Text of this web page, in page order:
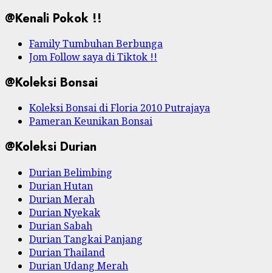
@Kenali Pokok !!
Family Tumbuhan Berbunga
Jom Follow saya di Tiktok !!
@Koleksi Bonsai
Koleksi Bonsai di Floria 2010 Putrajaya
Pameran Keunikan Bonsai
@Koleksi Durian
Durian Belimbing
Durian Hutan
Durian Merah
Durian Nyekak
Durian Sabah
Durian Tangkai Panjang
Durian Thailand
Durian Udang Merah